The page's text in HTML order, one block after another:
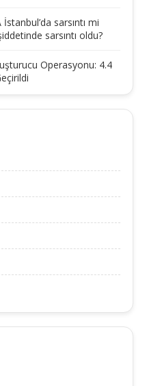
sarsıntı mi
sarsıntı oldu?
Operasyonu: 4.4